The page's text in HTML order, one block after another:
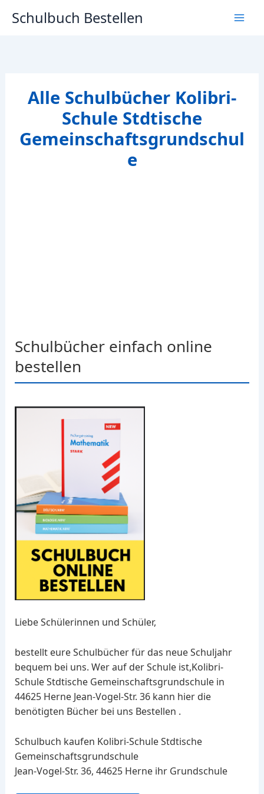
InhaltSchulbuch Bestellen
Alle Schulbücher Kolibri-
Schule Stdtische
Gemeinschaftsgrundschul
e
Schulbücher einfach online
bestellen
Liebe Schülerinnen und Schüler,
bestellt eure Schulbücher für das neue Schuljahr
bequem bei uns. Wer auf der Schule ist,Kolibri-
Schule Stdtische Gemeinschaftsgrundschule in
44625 Herne Jean-Vogel-Str. 36 kann hier die
benötigten Bücher bei uns Bestellen .
Schulbuch kaufen Kolibri-Schule Stdtische
Gemeinschaftsgrundschule
Jean-Vogel-Str. 36, 44625 Herne ihr Grundschule